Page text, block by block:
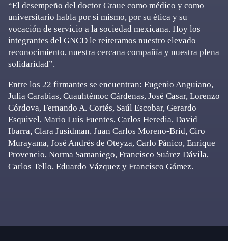
“El desempeño del doctor Graue como médico y como
universitario habla por sí mismo, por su ética y su
vocación de servicio a la sociedad mexicana. Hoy los
integrantes del GNCD le reiteramos nuestro elevado
reconocimiento, nuestra cercana compañía y nuestra plena
solidaridad”.
Entre los 22 firmantes se encuentran: Eugenio Anguiano,
Julia Carabias, Cuauhtémoc Cárdenas, José Casar, Lorenzo
Córdova, Fernando A. Cortés, Saúl Escobar, Gerardo
Esquivel, Mario Luis Fuentes, Carlos Heredia, David
Ibarra, Clara Jusidman, Juan Carlos Moreno-Brid, Ciro
Murayama, José Andrés de Oteyza, Carlo Pánico, Enrique
Provencio, Norma Samaniego, Francisco Suárez Dávila,
Carlos Tello, Eduardo Vázquez y Francisco Gómez.